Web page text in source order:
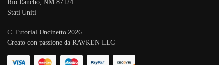
Rio Rancho, NM 87124
Stati Uniti
© Tutorial Uncinetto 2026
Creato con passione da RAVKEN LLC